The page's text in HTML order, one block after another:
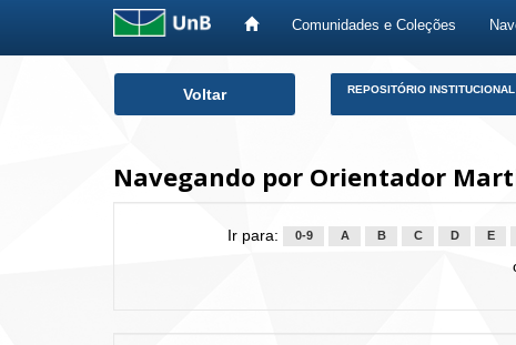
Comunidades e Coleções
Voltar REPOSITÓRIO
Navegando por Orientador
Ir para: 0-9 A B C D E